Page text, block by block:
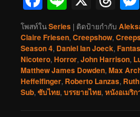
โพสท์ในSeries | ติดป้ายกำกับ
Claire Friesen,Creepshow,
Season 4, Daniel Ian Joeck,
Nicotero,Horror,John Harrison,
Matthew James Dowden,Max
Heffelfinger, Roberto Lanzas,
Sub,ซับไทย,บรรยายไทย,หนังอเมริก